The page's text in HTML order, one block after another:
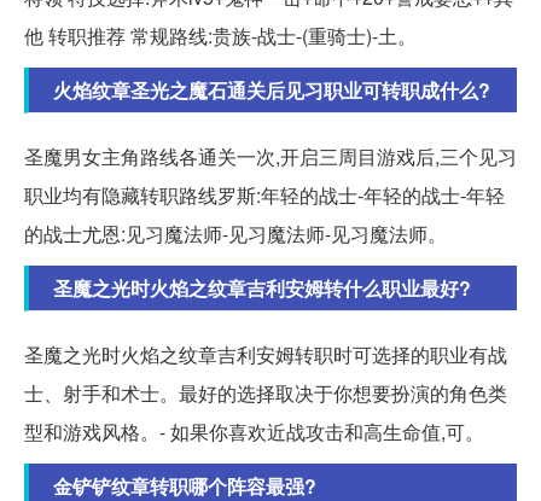
他 转职推荐 常规路线:贵族-战士-(重骑士)-土。
火焰纹章圣光之魔石通关后见习职业可转职成什么?
圣魔男女主角路线各通关一次,开启三周目游戏后,三个见习
职业均有隐藏转职路线罗斯:年轻的战士-年轻的战士-年轻
的战士尤恩:见习魔法师-见习魔法师-见习魔法师。
圣魔之光时火焰之纹章吉利安姆转什么职业最好?
圣魔之光时火焰之纹章吉利安姆转职时可选择的职业有战
士、射手和术士。最好的选择取决于你想要扮演的角色类
型和游戏风格。- 如果你喜欢近战攻击和高生命值,可。
金铲铲纹章转职哪个阵容最强?